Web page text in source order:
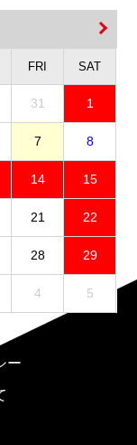
FRI SAT
31 1
7 8
14 15
21 22
28 29
4 5
ー